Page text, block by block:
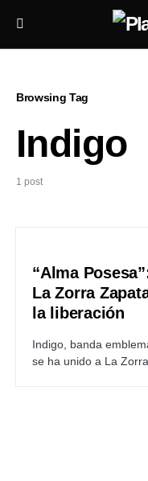
Browsing Tag
Indigo
1 post
“Alma
La Zorra
la liberación
Indigo, banda
se ha unido a La